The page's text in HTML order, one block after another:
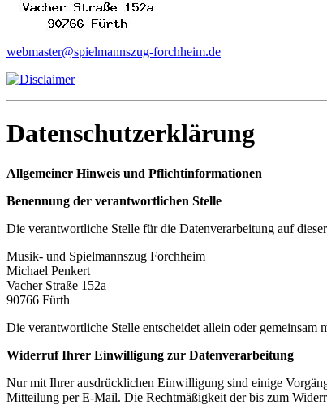
webmaster@spielmannszug-forchheim.de
Datenschutzerklärung
Allgemeiner Hinweis und Pflichtinformationen
Benennung der verantwortlichen Stelle
Die verantwortliche Stelle für die Datenverarbeitung auf
Musik- und Spielmannszug Forchheim
Michael Penkert
Vacher Straße 152a
90766 Fürth
Die verantwortliche Stelle entscheidet allein oder
Widerruf Ihrer Einwilligung zur Datenverarbeitung
Nur mit Ihrer ausdrücklichen Einwilligung sind einige
Mitteilung per E-Mail. Die Rechtmäßigkeit der bis zum